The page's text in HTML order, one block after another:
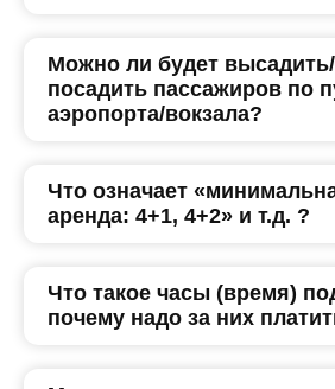
Можно ли будет высадить/
посадить пассажиров по
аэропорта/вокзала?
Что означает
аренда: 4+1, 4+2» и т.д. ?
Что такое часы (время)
почему надо за них